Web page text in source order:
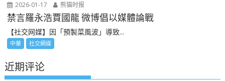
2026-01-17 熊猫时报
禁言羅永浩賈國龍 微博倡以媒體論戰
【社交网媒】因「預製菜風波」導致...
中華 社交網媒
近期评论